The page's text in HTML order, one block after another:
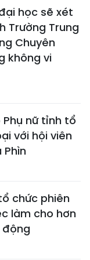
học sẽ xét
Trường Trung
Chuyên
không vi
Phụ nữ tỉnh tổ
với hội viên
Phìn
chức phiên
làm cho hơn
động